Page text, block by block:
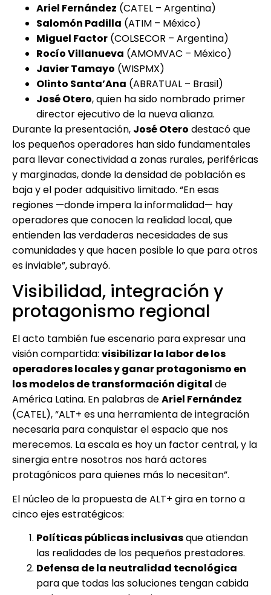
Ariel Fernández (CATEL – Argentina)
Salomón Padilla (ATIM – México)
Miguel Factor (COLSECOR – Argentina)
Rocío Villanueva (AMOMVAC – México)
Javier Tamayo (WISPMX)
Olinto Santa’Ana (ABRATUAL – Brasil)
José Otero, quien ha sido nombrado primer
director ejecutivo de la nueva alianza.
Durante la presentación, José Otero destacó que
los pequeños operadores han sido fundamentales
para llevar conectividad a zonas rurales, periféricas
y marginadas, donde la densidad de población es
baja y el poder adquisitivo limitado. “En esas
regiones —donde impera la informalidad— hay
operadores que conocen la realidad local, que
entienden las verdaderas necesidades de sus
comunidades y que hacen posible lo que para otros
es inviable”, subrayó.
Visibilidad, integración y
protagonismo regional
El acto también fue escenario para expresar una
visión compartida: visibilizar la labor de los
operadores locales y ganar protagonismo en
los modelos de transformación digital de
América Latina. En palabras deAriel Fernández
(CATEL), “ALT+ es una herramienta de integración
necesaria para conquistar el espacio que nos
merecemos. La escala es hoy un factor central, y la
sinergia entre nosotros nos hará actores
protagónicos para quienes más lo necesitan”.
El núcleo de la propuesta de ALT+ gira en torno a
cinco ejes estratégicos:
Políticas públicas inclusivasque atiendan
las realidades de los pequeños prestadores.
Defensa de la neutralidad tecnológica
para que todas las soluciones tengan cabida